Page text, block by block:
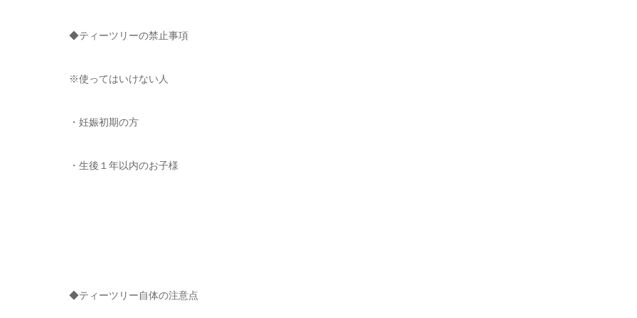
◆ティーツリーの禁止事項
※使ってはいけない人
・妊娠初期の方
・生後１年以内のお子様
◆ティーツリー自体の注意点